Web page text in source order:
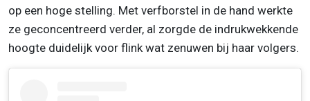
op een hoge stelling. Met verfborstel in de hand werkte
ze geconcentreerd verder, al zorgde de indrukwekkende
hoogte duidelijk voor flink wat zenuwen bij haar volgers.